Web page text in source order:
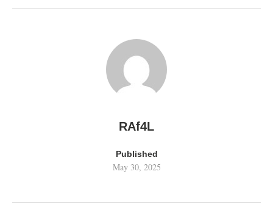
RAf4L
Published
May 30, 2025